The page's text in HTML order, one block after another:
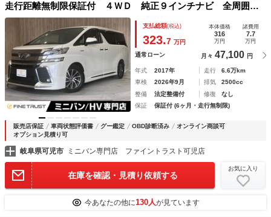
走行距離無制限保証付 ４ＷＤ 純正９インチナビ 全周囲カ
メラ モデリスタフルエアロ シートヒーター 両側パワース
ライド 禁煙車 サンルーフ 本革シート レーダークルーズ
コントロール パワーシート
支払総額(税込)
323.7 万円
本体価格
316
万円
諸費用
7.7
万円
通常ローン 月々 47,100 円
年式 2017年 走行
6.6万km
車検
2026年9月 排気
2500cc
整備
法定整備付 修復
なし
保証
保証付 (6ヶ月・走行無制限)
販売店保証 車両状態評価書 グー鑑定 OBD診断済み
オンライン商談可
オプション見積り可
岐阜県可児市 ミニバン専門店 ファイントラスト可児店
在庫を確認・見積り依頼する
お気に入り
今あなたの他に130人が見ています